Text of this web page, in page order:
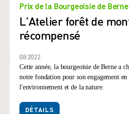
Prix de la Bourgeoisie de Berne
L'Atelier forêt de
récompensé
08 2022
Cette année, la bourgeoisie de Berne a
notre fondation pour son engagement
l'environnement et de la nature.
DÉTAILS